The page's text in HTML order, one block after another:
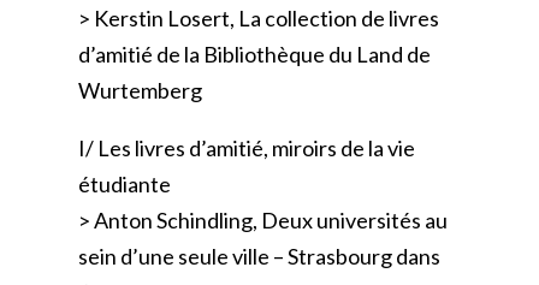
> Kerstin Losert, La collection de livres
d’amitié de la Bibliothèque du Land de
Wurtemberg
I/ Les livres d’amitié, miroirs de la vie
étudiante
> Anton Schindling, Deux universités au
sein d’une seule ville – Strasbourg dans